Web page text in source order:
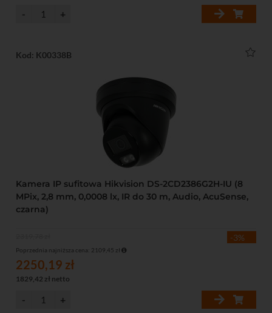
Kod: K00338B
Kamera IP sufitowa Hikvision DS-2CD2386G2H-IU (8
MPix, 2,8 mm, 0,0008 lx, IR do 30 m, Audio, AcuSense,
czarna)
-3%
Poprzednia najniższa cena: 2109,45 zł
2250,19 zł
1829,42 zł netto